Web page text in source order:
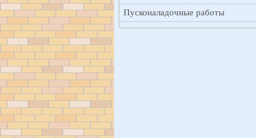
Пусконаладочные работы